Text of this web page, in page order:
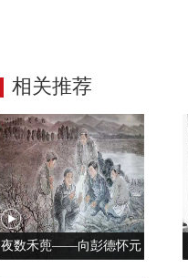
相关推荐
夜数禾蔸——向彭德怀元